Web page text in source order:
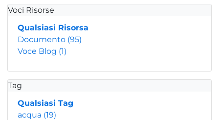
Voci Risorse
Qualsiasi Risorsa
Documento (95)
Voce Blog (1)
Tag
Qualsiasi Tag
acqua (19)